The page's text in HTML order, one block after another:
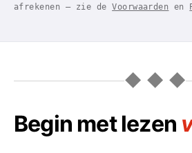
afrekenen — zie deVoorwaarden en
◆ ◆ ◆
Begin met lezen